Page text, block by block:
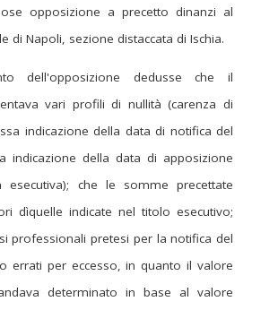
opposizione a precetto dinanzi al
di Napoli, sezione distaccata di Ischia.
dell'opposizione dedusse che il
vari profili di nullità (carenza di
indicazione della data di notifica del
indicazione della data di apposizione
esecutiva); che le somme precettate
dìquelle indicate nel titolo esecutivo;
professionali pretesi per la notifica del
errati per eccesso, in quanto il valore
determinato in base al valore